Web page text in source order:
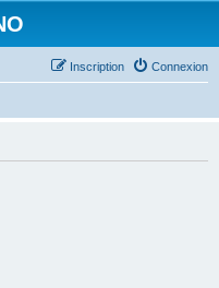
Connexion
Inscription